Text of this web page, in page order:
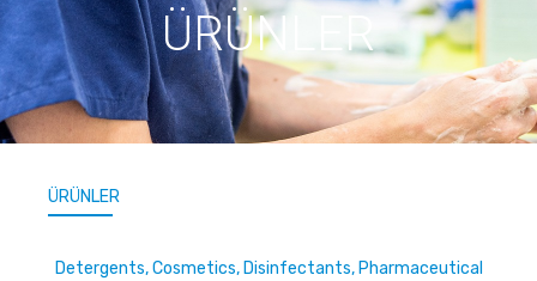
ÜRÜNLER
ÜRÜNLER
Detergents, Cosmetics, Disinfectants, Pharmaceutical